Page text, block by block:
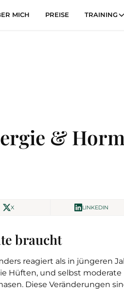
MICH PREISE TRAINING
&
X LINKEDIN
braucht
reagiert als in jüngeren
Hüften, und selbst moderate
Diese Veränderungen